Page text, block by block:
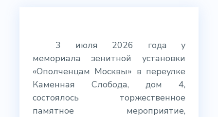
3 июля 2026 года у
мемориала зенитной установки
«Ополченцам Москвы» в переулке
Каменная Слобода, дом 4,
состоялось торжественное
памятное мероприятие,